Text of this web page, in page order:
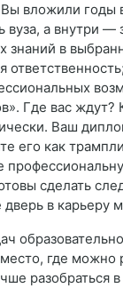
вложили
а внутри —
в
Где вас
Ваш
его как
сделать
в карьеру
где